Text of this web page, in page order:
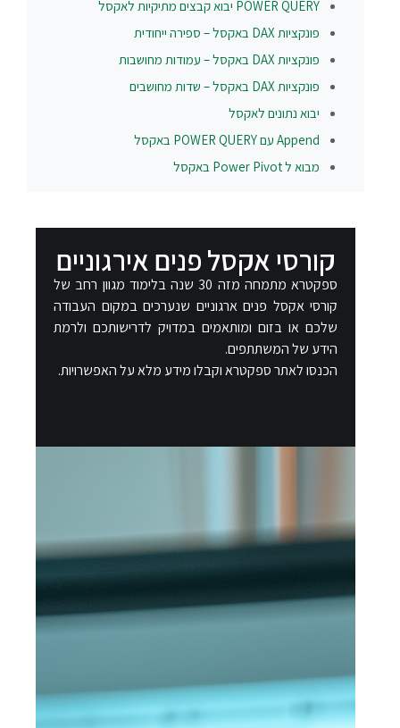
POWER QUERY יבוא קבצים מתיקיות לאקסל
פונקציות DAX באקסל – ספירה ייחודית
פונקציות DAX באקסל – עמודות מחושבות
פונקציות DAX באקסל – שדות מחושבים
יבוא נתונים לאקסל
Append עם POWER QUERY באקסל
מבוא ל Power Pivot באקסל
קורסי אקסל פנים אירגוניים​
ספקטרא מתמחה מזה 30 שנה בלימוד מגוון רחב של
קורסי אקסל פנים ארגוניים שנערכים במקום העבודה
שלכם או בזום ומותאמים במדויק לדרישותכם ולרמת
הידע של המשתתפים.
הכנסו לאתר ספקטרא וקבלו מידע מלא על האפשרויות.